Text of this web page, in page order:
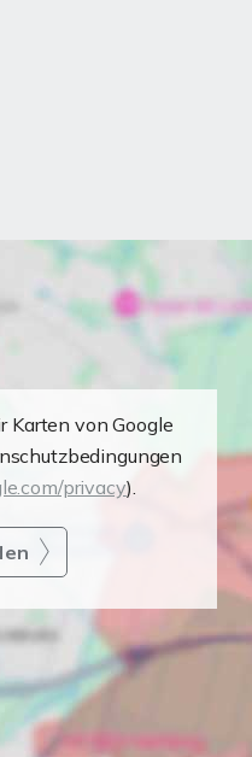
Karten von Google
privacy).